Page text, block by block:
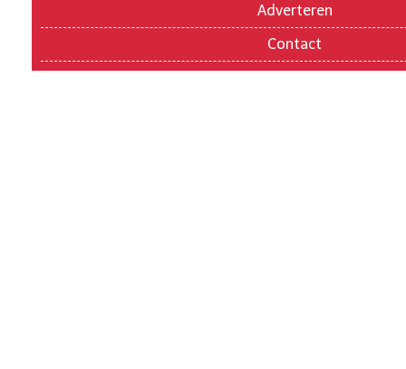
Adverteren
Contact